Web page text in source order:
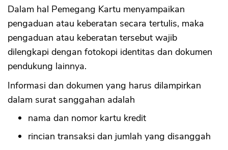
Dalam hal Pemegang Kartu menyampaikan
pengaduan atau keberatan secara tertulis, maka
pengaduan atau keberatan tersebut wajib
dilengkapi dengan fotokopi identitas dan dokumen
pendukung lainnya.
Informasi dan dokumen yang harus dilampirkan
dalam surat sanggahan adalah
nama dan nomor kartu kredit
rincian transaksi dan jumlah yang disanggah